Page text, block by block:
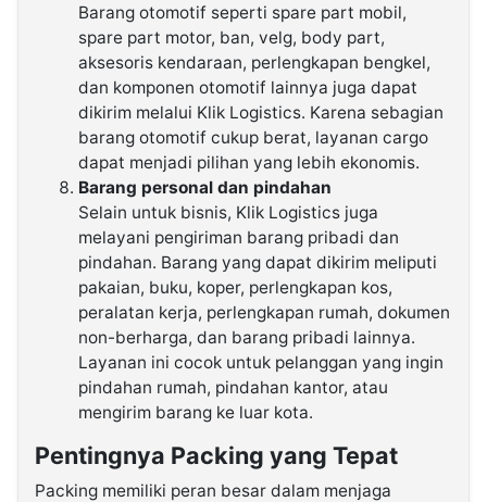
Barang otomotif seperti spare part mobil,
spare part motor, ban, velg, body part,
aksesoris kendaraan, perlengkapan bengkel,
dan komponen otomotif lainnya juga dapat
dikirim melalui Klik Logistics. Karena sebagian
barang otomotif cukup berat, layanan cargo
dapat menjadi pilihan yang lebih ekonomis.
Barang personal dan pindahan
Selain untuk bisnis, Klik Logistics juga
melayani pengiriman barang pribadi dan
pindahan. Barang yang dapat dikirim meliputi
pakaian, buku, koper, perlengkapan kos,
peralatan kerja, perlengkapan rumah, dokumen
non-berharga, dan barang pribadi lainnya.
Layanan ini cocok untuk pelanggan yang ingin
pindahan rumah, pindahan kantor, atau
mengirim barang ke luar kota.
Pentingnya Packing yang Tepat
Packing memiliki peran besar dalam menjaga